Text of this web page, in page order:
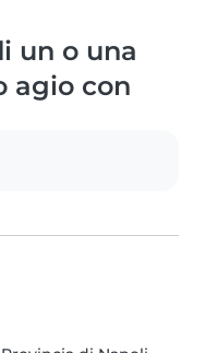
un o una
agio con